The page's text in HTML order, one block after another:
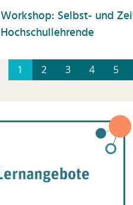
Workshop: Selbst- und
Hochschullehrende
1 2 3 4 5